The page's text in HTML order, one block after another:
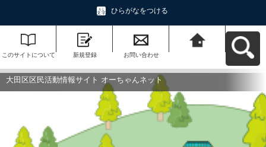
ひらがなをつける
このサイトについて 新規登録 お問い合わせ
ットへ戻る
大田区区民活動情報サイト オーちゃんネット